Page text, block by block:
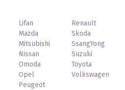
Lifan
Mazda
Mitsubishi
Nissan
Omoda
Opel
Peugeot
Renault
Skoda
SsangYong
Suzuki
Toyota
Volkswagen